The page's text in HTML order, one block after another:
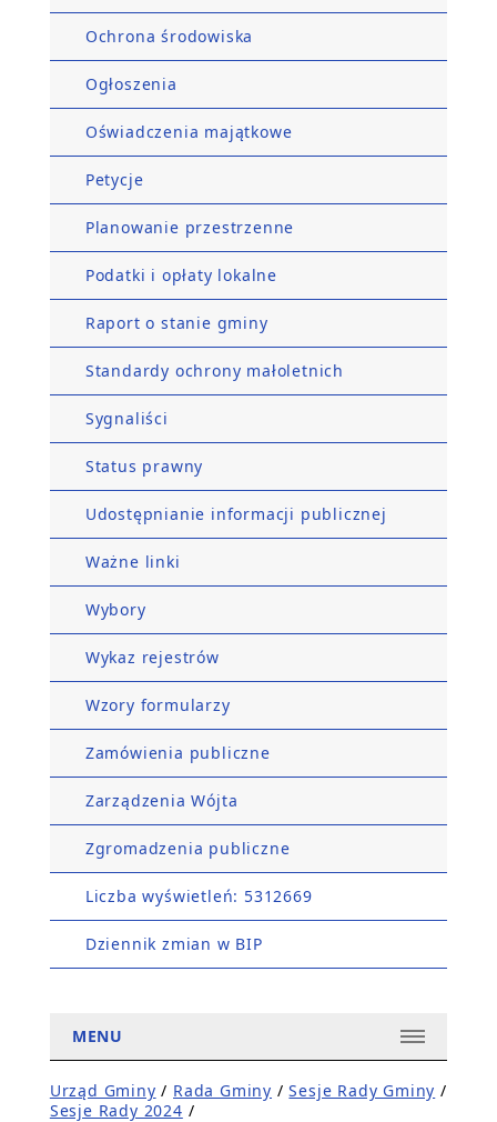
Ochrona środowiska
Ogłoszenia
Oświadczenia majątkowe
Petycje
Planowanie przestrzenne
Podatki i opłaty lokalne
Raport o stanie gminy
Standardy ochrony małoletnich
Sygnaliści
Status prawny
Udostępnianie informacji publicznej
Ważne linki
Wybory
Wykaz rejestrów
Wzory formularzy
Zamówienia publiczne
Zarządzenia Wójta
Zgromadzenia publiczne
Liczba wyświetleń: 5312669
Dziennik zmian w BIP
MENU
Urząd Gminy / Rada Gminy /Sesje Rady Gminy /
Sesje Rady 2024 /